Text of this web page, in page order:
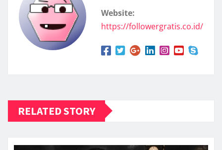
Website:
https://followergratis.co.id/
RELATED STORY